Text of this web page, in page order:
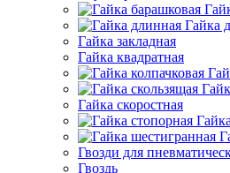
Гайка
Гайка закладная
Гайка квадратная
Гайка скоростная
Гвозди для
Гвоздь